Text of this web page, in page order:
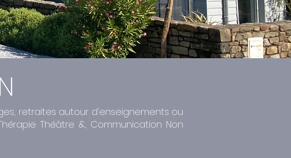
retraites autour d'enseignements ou
Théâtre &, Communication Non